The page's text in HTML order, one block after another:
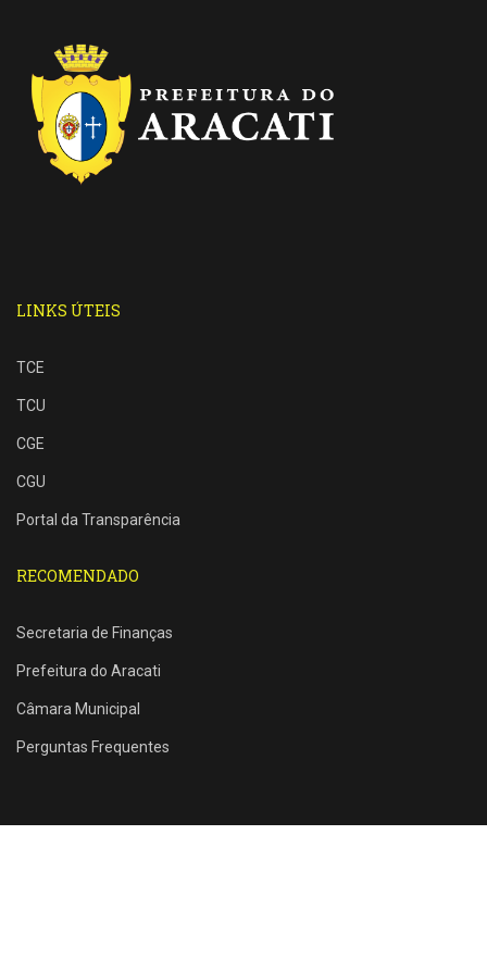
LINKS ÚTEIS
TCE
TCU
CGE
CGU
Portal da Transparência
RECOMENDADO
Secretaria de Finanças
Prefeitura do Aracati
Câmara Municipal
Perguntas Frequentes